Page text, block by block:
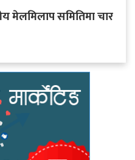
मेलमिलाप समितिमा चार